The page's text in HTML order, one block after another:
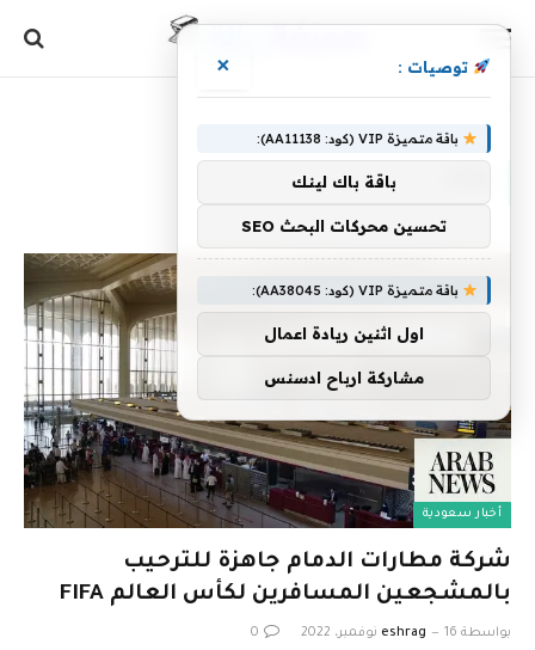
أخبار سعودية
شركة مطارات الدمام جاهزة للترحيب
بالمشجعين المسافرين لكأس العالم FIFA
بواسطة eshrag 16 نوفمبر، 2022 0
توصيات : ×
باقة متميزة VIP (كود: AA11138):
باقة باك لينك
تحسين محركات البحث SEO
باقة متميزة VIP (كود: AA38045):
اول اثنين ريادة اعمال
مشاركة ارباح ادسنس